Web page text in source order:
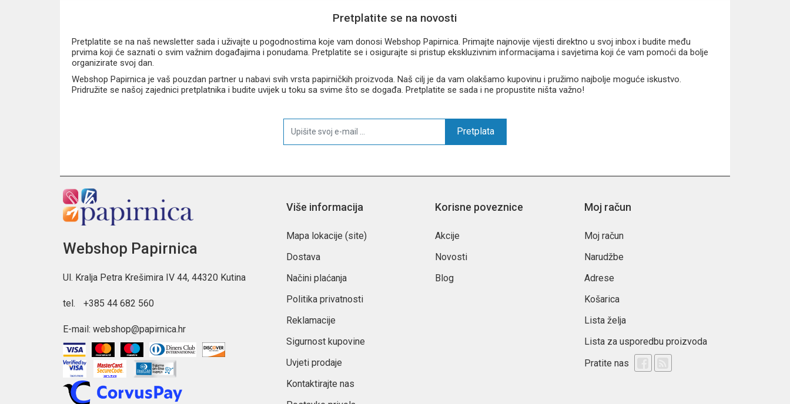
Pretplatite se na novosti
Pretplatite se na naš newsletter sada i uživajte u pogodnostima koje vam donosi Webshop Papirnica. Primajte najnovije vijesti direktno u svoj inbox i budite među
prvima koji će saznati o svim važnim događajima i ponudama. Pretplatite se i osigurajte si pristup ekskluzivnim informacijama i savjetima koji će vam pomoći da bolje
organizirate svoj dan.
Webshop Papirnica je vaš pouzdan partner u nabavi svih vrsta papirničkih proizvoda. Naš cilj je da vam olakšamo kupovinu i pružimo najbolje moguće iskustvo.
Pridružite se našoj zajednici pretplatnika i budite uvijek u toku sa svime što se događa. Pretplatite se sada i ne propustite ništa važno!
Pretplata
Webshop Papirnica
Ul. Kralja Petra Krešimira IV 44, 44320 Kutina
tel. +385 44 682 560
E-mail: webshop@papirnica.hr
Više informacija
Mapa lokacije (site)
Dostava
Načini plaćanja
Politika privatnosti
Reklamacije
Sigurnost kupovine
Uvjeti prodaje
Kontaktirajte nas
Korisne poveznice
Akcije
Novosti
Blog
Moj račun
Moj račun
Narudžbe
Adrese
Košarica
Lista želja
Lista za usporedbu proizvoda
Pratite nas